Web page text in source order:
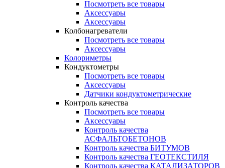
Посмотреть все товары
Аксессуары
Аксессуары
Колбонагреватели
Посмотреть все товары
Аксессуары
Колориметры
Кондуктометры
Посмотреть все товары
Аксессуары
Датчики кондуктометрические
Контроль качества
Посмотреть все товары
Аксессуары
Контроль качества
АСФАЛЬТОБЕТОНОВ
Контроль качества БИТУМОВ
Контроль качества ГЕОТЕКСТИЛЯ
Контроль качества КАТАЛИЗАТОРОВ